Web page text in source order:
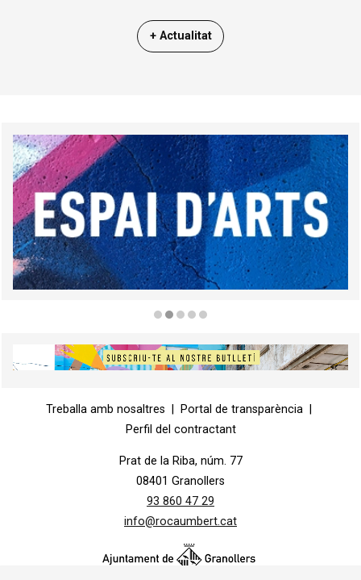
+ Actualitat
Treballa amb nosaltres
Portal de transparència
Perfil del contractant
Prat de la Riba, núm. 77
08401 Granollers
93 860 47 29
info@rocaumbert.cat